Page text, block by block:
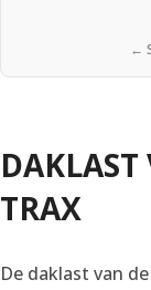
←
DAKLAST
TRAX
De daklast van de